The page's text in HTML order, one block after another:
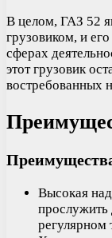
В целом, ГАЗ 52
грузовиком, и
сферах
этот грузовик
востребованных
Высокая
прослужить
регулярном